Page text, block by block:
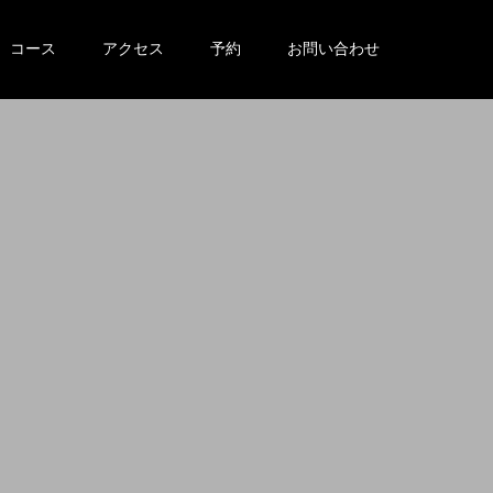
コース アクセス 予約 お問い合わせ